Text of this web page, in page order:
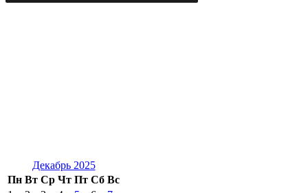
Декабрь 2025
Пн Вт Ср Чт Пт Сб Вс